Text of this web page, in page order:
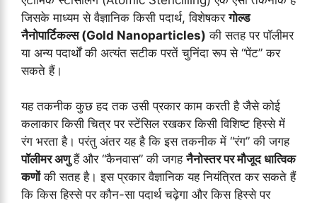
जिसके माध्यम से वैज्ञानिक किसी पदार्थ, विशेषकरगोल्ड
नैनोपार्टिकल्स (Gold Nanoparticles) की सतह पर पॉलीमर
या अन्य पदार्थों की अत्यंत सटीक परतें चुनिंदा रूप से “पेंट” कर
सकते हैं।
यह तकनीक कुछ हद तक उसी प्रकार काम करती है जैसे कोई
कलाकार किसी चित्र पर स्टेंसिल रखकर किसी विशिष्ट हिस्से में
रंग भरता है। परंतु अंतर यह है कि इस तकनीक में “रंग” की जगह
पॉलीमर अणुहैं और “कैनवास” की जगहनैनोस्तर पर मौजूद धात्विक
कणोंकी सतह है। इस प्रकार वैज्ञानिक यह नियंत्रित कर सकते हैं
कि किस हिस्से पर कौन-सा पदार्थ चढ़ेगा और किस हिस्से पर